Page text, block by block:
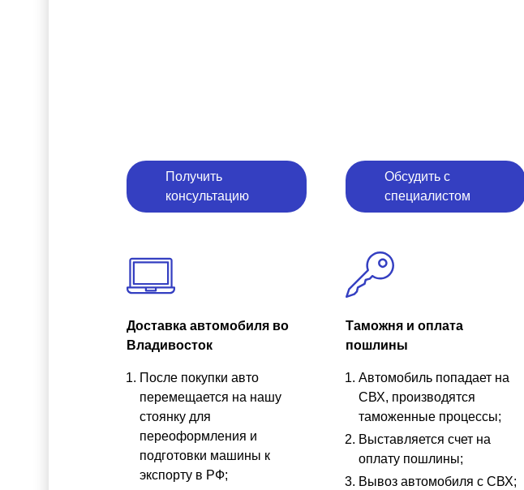
Получить
консультацию
Обсудить с
специалистом
Доставка автомобиля во
Владивосток
После покупки авто
перемещается на нашу
стоянку для
переоформления и
подготовки машины к
экспорту в РФ;
Таможня и оплата
пошлины
Автомобиль попадает на
СВХ, производятся
таможенные процессы;
Выставляется счет на
оплату пошлины;
Вывоз автомобиля с СВХ;